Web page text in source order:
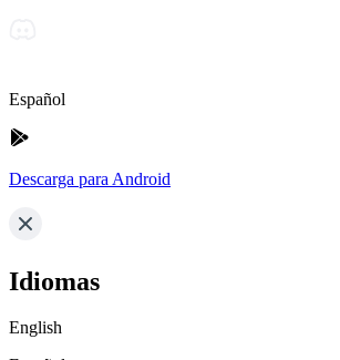
Español
Descarga para Android
Idiomas
English